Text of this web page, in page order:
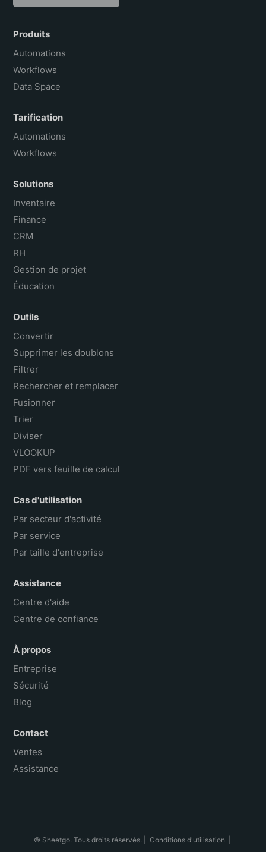
English
Español
Português do Brasil
Produits
Automations
Workflows
Data Space
Tarification
Automations
Workflows
Solutions
Inventaire
Finance
CRM
RH
Gestion de projet
Éducation
Outils
Convertir
Supprimer les doublons
Filtrer
Rechercher et remplacer
Fusionner
Trier
Diviser
VLOOKUP
PDF vers feuille de calcul
Cas d'utilisation
Par secteur d'activité
Par service
Par taille d'entreprise
Assistance
Centre d'aide
Centre de confiance
À propos
Entreprise
Sécurité
Blog
Contact
Ventes
Assistance
© Sheetgo. Tous droits réservés. | Conditions d'utilisation